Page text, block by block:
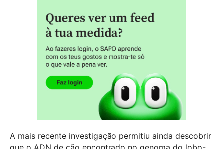
A mais recente investigação permitiu ainda descobrir
que o ADN de cão encontrado no genoma do lobo-